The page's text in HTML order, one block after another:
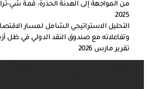
من المواجهة إلى الهدنة الحذرة: قمة شي-
2025
التحليل الاستراتيجي الشامل لمسار
وتفاعلاته مع صندوق النقد الدولي في ظل
تقرير مارس 2026